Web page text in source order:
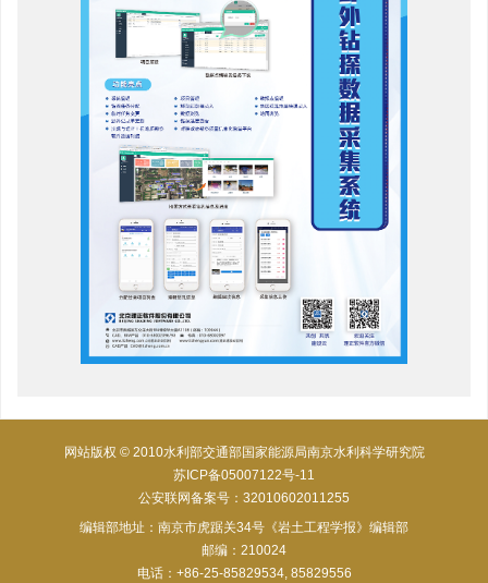
网站版权 © 2010水利部交通部国家能源局南京水利科学研究院
苏ICP备05007122号-11
公安联网备案号：32010602011255
编辑部地址：南京市虎踞关34号《岩土工程学报》编辑部
邮编：210024
电话：+86-25-85829534, 85829556